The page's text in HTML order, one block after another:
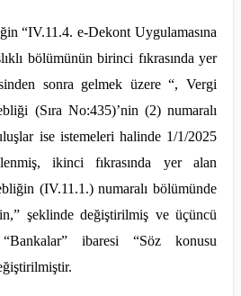
“IV.11.4. e-Dekont Uygulamasına
bölümünün birinci fıkrasında yer
sonra gelmek üzere “, Vergi
(Sıra No:435)’nin (2) numaralı
ise istemeleri halinde 1/1/2025
ikinci fıkrasında yer alan
(IV.11.1.) numaralı bölümünde
şeklinde değiştirilmiş ve üçüncü
ibaresi “Söz konusu